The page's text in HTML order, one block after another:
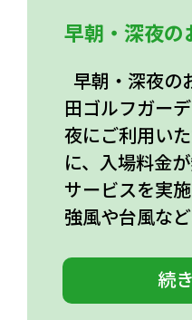
早朝・深夜の
早朝・深夜の
田ゴルフガー
夜にご利用い
に、入場料金
サービスを実
強風や台風な
続